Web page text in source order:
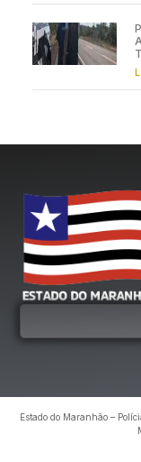
Estado do Maranhão –